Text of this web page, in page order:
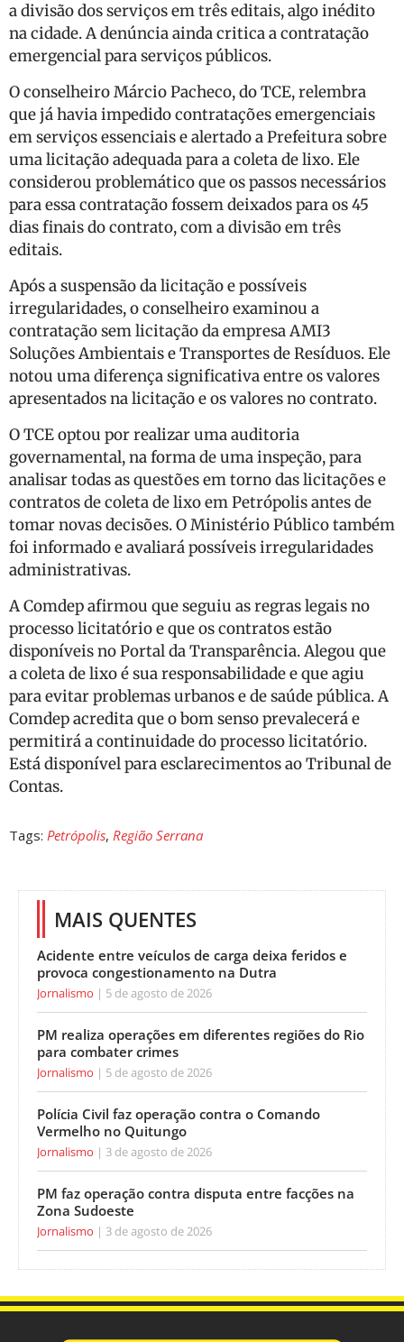
a divisão dos serviços em três editais, algo inédito
na cidade. A denúncia ainda critica a contratação
emergencial para serviços públicos.
O conselheiro Márcio Pacheco, do TCE, relembra
que já havia impedido contratações emergenciais
em serviços essenciais e alertado a Prefeitura sobre
uma licitação adequada para a coleta de lixo. Ele
considerou problemático que os passos necessários
para essa contratação fossem deixados para os 45
dias finais do contrato, com a divisão em três
editais.
Após a suspensão da licitação e possíveis
irregularidades, o conselheiro examinou a
contratação sem licitação da empresa AMI3
Soluções Ambientais e Transportes de Resíduos. Ele
notou uma diferença significativa entre os valores
apresentados na licitação e os valores no contrato.
O TCE optou por realizar uma auditoria
governamental, na forma de uma inspeção, para
analisar todas as questões em torno das licitações e
contratos de coleta de lixo em Petrópolis antes de
tomar novas decisões. O Ministério Público também
foi informado e avaliará possíveis irregularidades
administrativas.
A Comdep afirmou que seguiu as regras legais no
processo licitatório e que os contratos estão
disponíveis no Portal da Transparência. Alegou que
a coleta de lixo é sua responsabilidade e que agiu
para evitar problemas urbanos e de saúde pública. A
Comdep acredita que o bom senso prevalecerá e
permitirá a continuidade do processo licitatório.
Está disponível para esclarecimentos ao Tribunal de
Contas.
Tags: Petrópolis, Região Serrana
MAIS QUENTES
Acidente entre veículos de carga deixa feridos e
provoca congestionamento na Dutra
Jornalismo 5 de agosto de 2026
PM realiza operações em diferentes regiões do Rio
para combater crimes
Jornalismo 5 de agosto de 2026
Polícia Civil faz operação contra o Comando
Vermelho no Quitungo
Jornalismo 3 de agosto de 2026
PM faz operação contra disputa entre facções na
Zona Sudoeste
Jornalismo 3 de agosto de 2026